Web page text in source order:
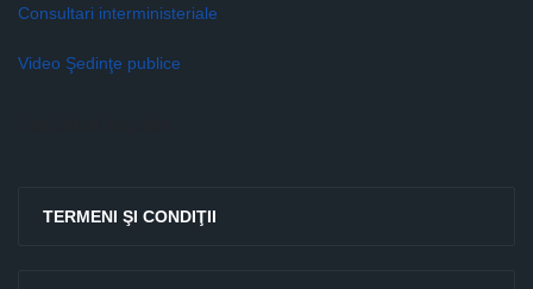
Consultari interministeriale
Video Şedinţe publice
TERMENI ŞI CONDIŢII